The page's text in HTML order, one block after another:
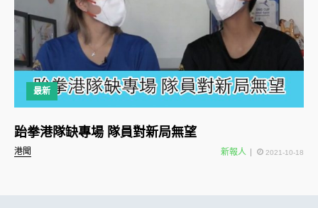
最新
港聞
跆拳港隊缺專場 隊員對新局無望
新報人 2021-10-18